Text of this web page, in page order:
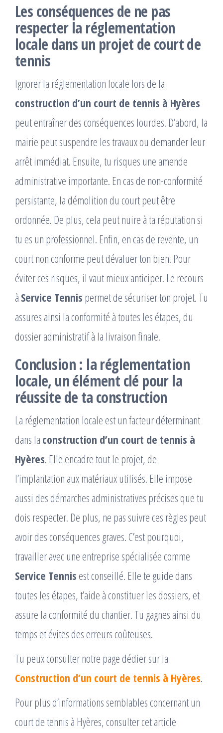
Les conséquences de ne pas
respecter la réglementation
locale dans un projet de court de
tennis
Ignorer la réglementation locale lors de la
construction d’un court de tennis à Hyères
peut entraîner des conséquences lourdes. D’abord, la
mairie peut suspendre les travaux ou demander leur
arrêt immédiat. Ensuite, tu risques une amende
administrative importante. En cas de non-conformité
persistante, la démolition du court peut être
ordonnée. De plus, cela peut nuire à ta réputation si
tu es un professionnel. Enfin, en cas de revente, un
court non conforme peut dévaluer ton bien. Pour
éviter ces risques, il vaut mieux anticiper. Le recours
à Service Tennis permet de sécuriser ton projet. Tu
assures ainsi la conformité à toutes les étapes, du
dossier administratif à la livraison finale.
Conclusion : la réglementation
locale, un élément clé pour la
réussite de ta construction
La réglementation locale est un facteur déterminant
dans la construction d’un court de tennis à
Hyères. Elle encadre tout le projet, de
l’implantation aux matériaux utilisés. Elle impose
aussi des démarches administratives précises que tu
dois respecter. De plus, ne pas suivre ces règles peut
avoir des conséquences graves. C’est pourquoi,
travailler avec une entreprise spécialisée comme
Service Tennis est conseillé. Elle te guide dans
toutes les étapes, t’aide à constituer les dossiers, et
assure la conformité du chantier. Tu gagnes ainsi du
temps et évites des erreurs coûteuses.
Tu peux consulter notre page dédier sur la
Construction d’un court de tennis à Hyères.
Pour plus d’informations semblables concernant un
court de tennis à Hyères, consulter cet article